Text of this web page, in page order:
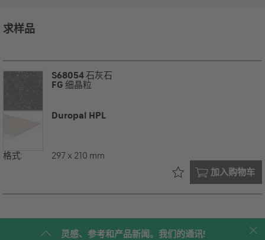
求样品
S68054石灰石
FG 细晶粒
Duropal HPL
格式: 297 x 210 mm
加入购物车
已在您的
灵感、参考和产品新闻。我们的通讯!